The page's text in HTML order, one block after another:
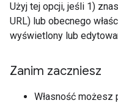
Użyj tej opcji, jeśli 1)
URL) lub obecnego
wyświetlony lub
Zanim zaczniesz
Własność